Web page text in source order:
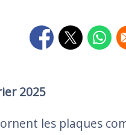
Opens in a new
Opens in a
2025
les plaques